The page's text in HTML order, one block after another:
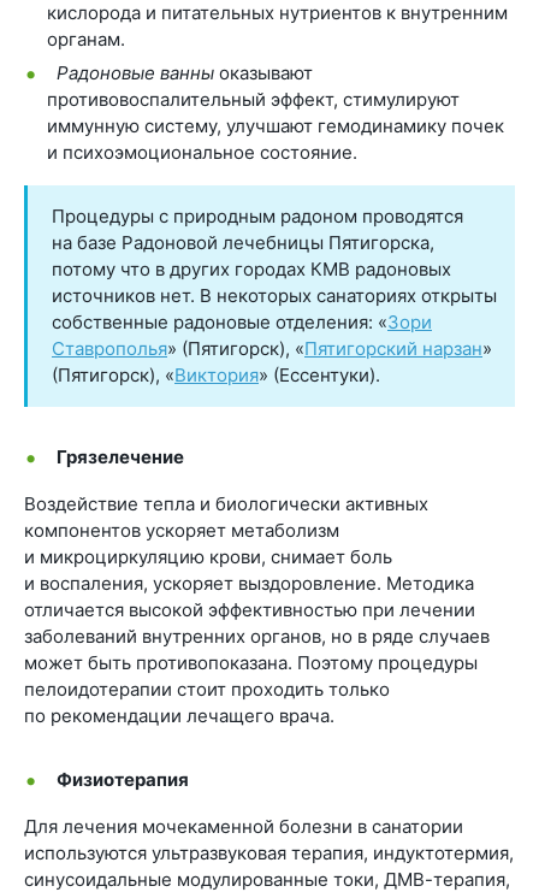
кислорода и питательных нутриентов к внутренним
органам.
Радоновые ванны оказывают
противовоспалительный эффект, стимулируют
иммунную систему, улучшают гемодинамику почек
и психоэмоциональное состояние.
Процедуры с природным радоном проводятся
на базе Радоновой лечебницы Пятигорска,
потому что в других городах КМВ радоновых
источников нет. В некоторых санаториях открыты
собственные радоновые отделения: «Зори
Ставрополья» (Пятигорск), «Пятигорский нарзан»
(Пятигорск), «Виктория» (Ессентуки).
Грязелечение
Воздействие тепла и биологически активных
компонентов ускоряет метаболизм
и микроциркуляцию крови, снимает боль
и воспаления, ускоряет выздоровление. Методика
отличается высокой эффективностью при лечении
заболеваний внутренних органов, но в ряде случаев
может быть противопоказана. Поэтому процедуры
пелоидотерапии стоит проходить только
по рекомендации лечащего врача.
Физиотерапия
Для лечения мочекаменной болезни в санатории
используются ультразвуковая терапия, индуктотермия,
синусоидальные модулированные токи, ДМВ-терапия,